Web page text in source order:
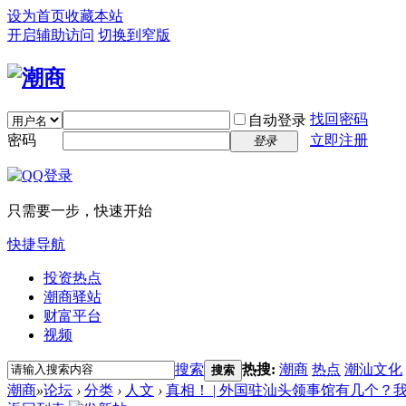
设为首页收藏本站
开启辅助访问 切换到窄版
自动登录 找回密码
密码
登录 立即注册
只需要一步，快速开始
快捷导航
投资热点
潮商驿站
财富平台
视频
搜索 搜索 热搜: 潮商 热点 潮汕文化
潮商»论坛 › 分类 › 人文 › 真相！ | 外国驻汕头领事馆有几个？